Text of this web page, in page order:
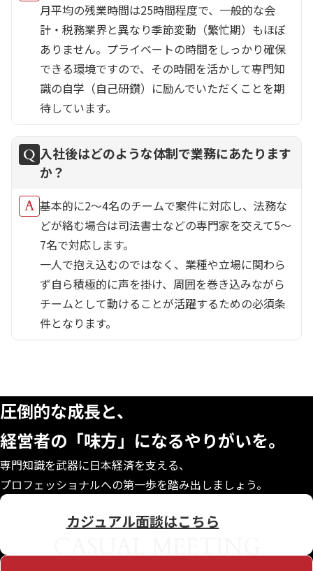
月平均の残業時間は25時間程度で、一般的な会
計・税務業界と異なり季節変動（繁忙期）もほぼ
ありません。プライベートの時間をしっかり確保
できる環境ですので、その時間を活かして専門知
識の自学（自己研鑽）に励んでいただくことを期
待しています。
入社後はどのような体制で業務にあたります
か？
基本的に2～4名のチームで案件に対応し、法務な
どが絡む場合は司法書士などの専門家を交えて5～
7名で対応します。
一人で抱え込むのではなく、業種や立場に関わら
ず自ら積極的に声を掛け、周囲を巻き込みながら
チームとして動けることが活躍するための必須条
件となります。
圧倒的な成長と、
経営者の「味方」になるやりがいを。
CONTACT
専門知識を武器に日本経済を支える、
プロフェッショナルへの第一歩を踏み出しましょう。
カジュアル面談はこちら
CASUAL MEETING